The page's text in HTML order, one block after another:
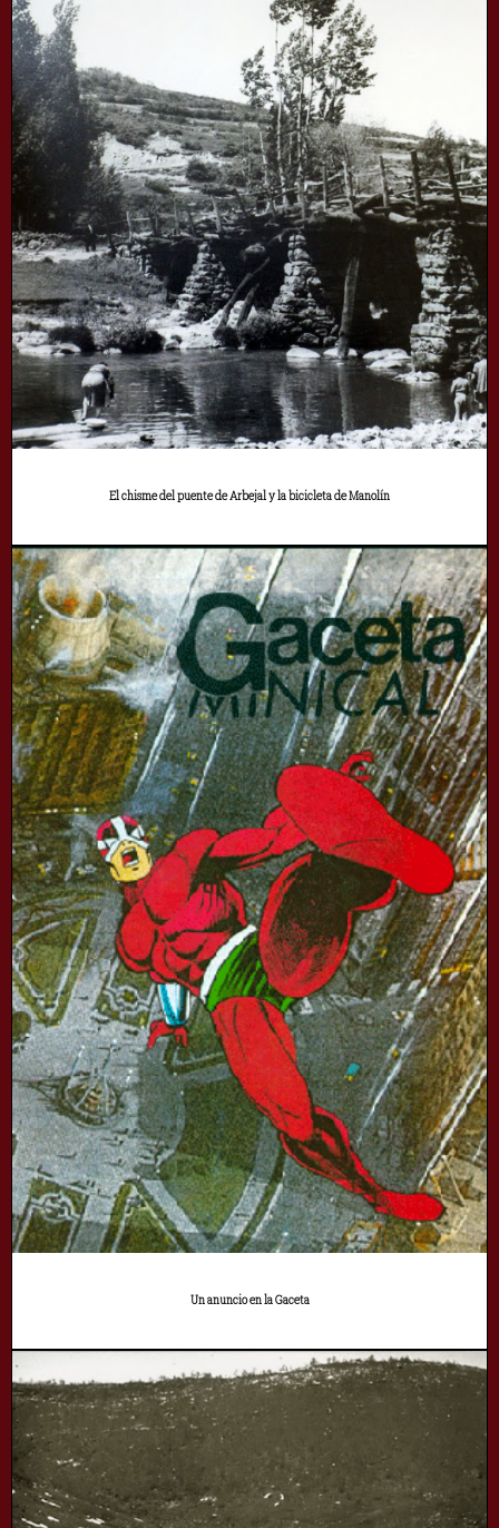
El chisme del puente de Arbejal y la bicicleta de Manolín
Un anuncio en la Gaceta